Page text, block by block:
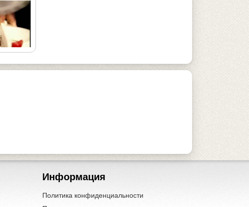
Информация
Политика конфиденциальности